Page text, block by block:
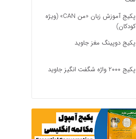
پکیج آموزش زبان «من CAN» (ویژه
کودکان)
پکیج دوپینگ مغز جاوید
پکیج 2000 واژه شگفت انگیز جاوید